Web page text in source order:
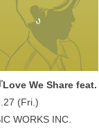
We Share feat.
(Fri.)
WORKS INC.